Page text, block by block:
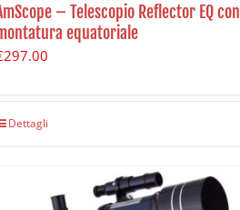
– Telescopio Reflector EQ con
equatoriale
297.00
Dettagli